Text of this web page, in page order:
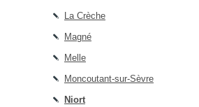
La Crèche
Magné
Melle
Moncoutant-sur-Sèvre
Niort